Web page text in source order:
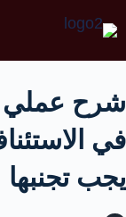
شرح عملي
في
يجب تجنبها